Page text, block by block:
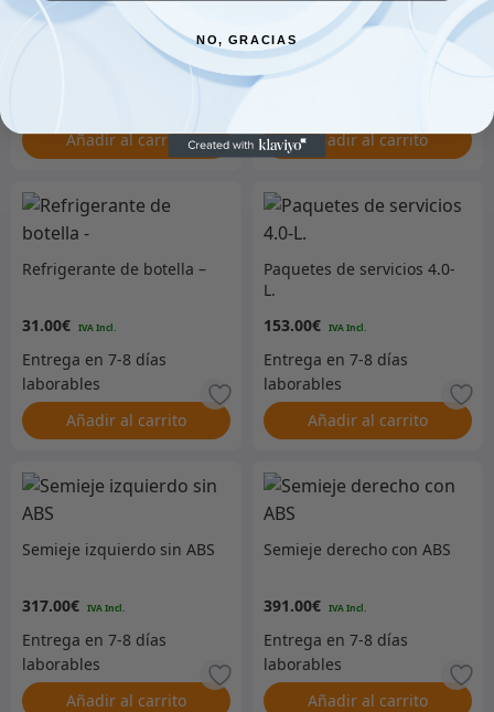
236.00
€
Añadir al carrito
helicoidales de 2quot;
frente de Eibach
306.00€
Añadir al carrito
Refrigerante de botella –
31.00€
Añadir al carrito
Paquetes de servicios 4.0-
L.
153.00€
Añadir al carrito
Semieje izquierdo sin ABS
317.00€
Añadir al carrito
Semieje derecho con ABS
391.00€
Añadir al carrito
NO, GRACIAS